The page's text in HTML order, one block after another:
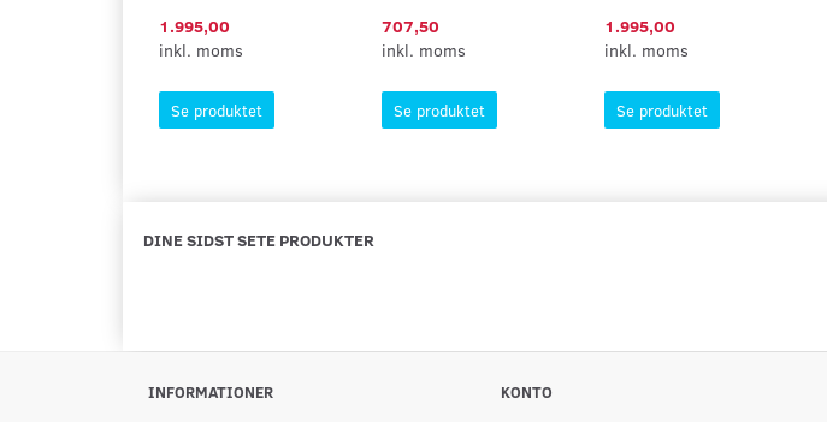
1.995,00
inkl. moms
Se produktet
707,50
inkl. moms
Se produktet
1.995,00
inkl. moms
Se produktet
DINE SIDST SETE PRODUKTER
INFORMATIONER KONTO